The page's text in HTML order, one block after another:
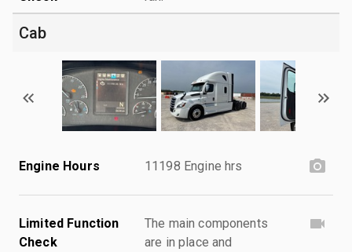
Cab
Engine Hours 11198 Engine hrs
Limited Function
Check
The main components
are in place and